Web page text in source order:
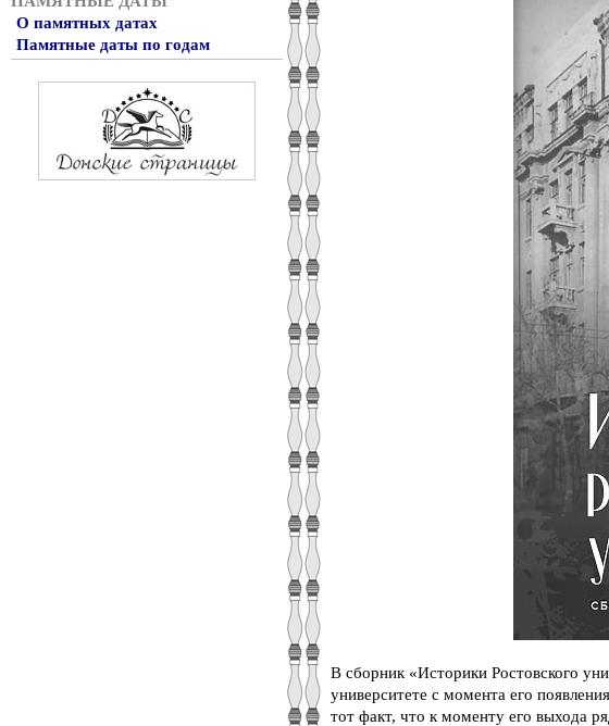
О памятных датах
Памятные даты по годам
В сборник «Историки Ростовского
университете с момента его
тот факт, что к моменту его выхода